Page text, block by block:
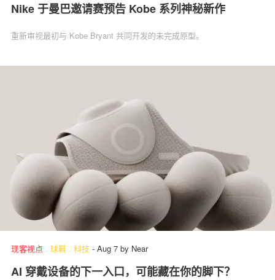
Nike 于曼巴邀请赛预告 Kobe 系列神秘新作
重新审视最初与 Kobe Bryant 共同开发的未完成原型。
现客视点 . 球鞋 . 科技 - Aug 7 by Near
AI 穿戴设备的下一入口，可能藏在你的脚下？